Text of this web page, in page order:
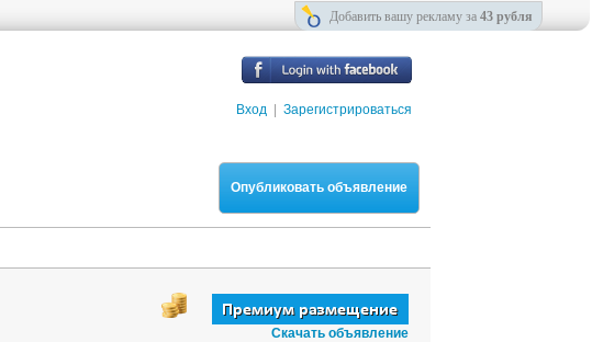
Вход Зарегистрироваться
Опубликовать объявление
Скачать объявление
Добавить вашу рекламу за 43 рубля